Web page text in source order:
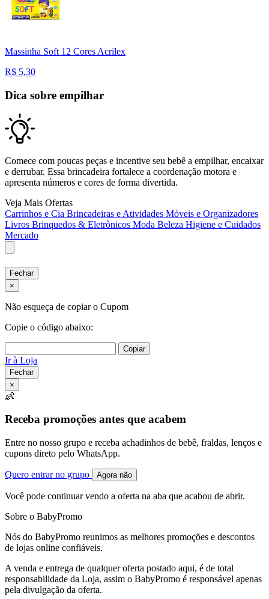
Massinha Soft 12 Cores Acrilex
R$ 5,30
Dica sobre empilhar
Comece com poucas peças e incentive seu bebê a empilhar, encaixar
e derrubar. Essa brincadeira fortalece a coordenação motora e
apresenta números e cores de forma divertida.
Veja Mais Ofertas
Carrinhos e Cia Brincadeiras e Atividades Móveis e Organizadores
Livros Brinquedos & Eletrônicos Moda Beleza Higiene e Cuidados
Mercado
Fechar
×
Não esqueça de copiar o Cupom
Copie o código abaixo:
Copiar
Ir à Loja
Fechar
×
👶
Receba promoções antes que acabem
Entre no nosso grupo e receba achadinhos de bebê, fraldas, lenços e
cupons direto pelo WhatsApp.
Quero entrar no grupo Agora não
Você pode continuar vendo a oferta na aba que acabou de abrir.
Sobre o BabyPromo
Nós do BabyPromo reunimos as melhores promoções e descontos
de lojas online confiáveis.
A venda e entrega de qualquer oferta postado aqui, é de total
responsabilidade da Loja, assim o BabyPromo é responsável apenas
pela divulgação da oferta.